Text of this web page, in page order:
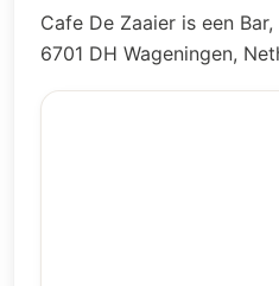
Cafe De Zaaier is een
6701 DH Wageningen,